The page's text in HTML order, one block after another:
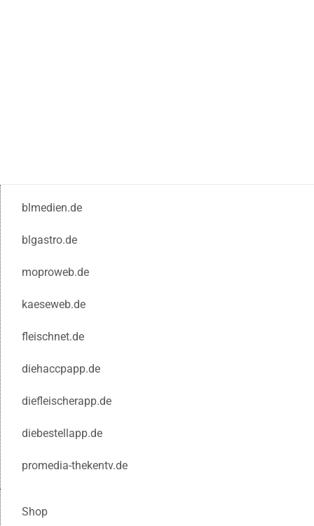
blmedien.de
blgastro.de
moproweb.de
kaeseweb.de
fleischnet.de
diehaccpapp.de
diefleischerapp.de
diebestellapp.de
promedia-thekentv.de
Shop